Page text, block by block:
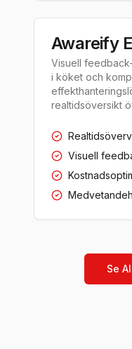
Awareify
Visuell
i köket och
realtidsöversikt
Visuell
Se